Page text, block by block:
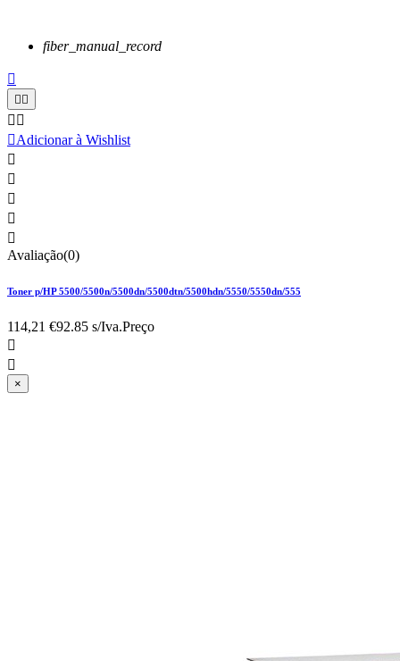
fiber_manual_record

 
 
Adicionar à Wishlist





Avaliação(0)
Toner p/HP 5500/5500n/5500dn/5500dtn/5500hdn/5550/5550dn/555
114,21 €92.85 s/Iva.Preço


×